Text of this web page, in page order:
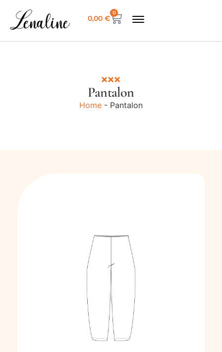
0,00€
0
Pantalon
Home - Pantalon